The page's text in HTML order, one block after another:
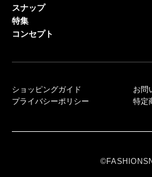
スナップ
特集
コンセプト
ショッピングガイド
プライバシーポリシー
お問
特定